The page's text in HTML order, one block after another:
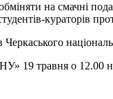
на смачні
кураторів
19 травня о 12.00